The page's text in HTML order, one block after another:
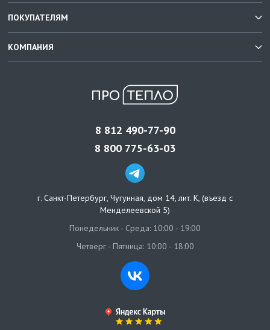
ПОКУПАТЕЛЯМ
КОМПАНИЯ
8 812 490-77-90
8 800 775-63-03
г. Санкт-Петербург, Чугунная, дом 14, лит. К, (въезд с
Менделеевской 5)
Понедельник - Среда: 10:00 - 19:00
Четверг - Пятница: 10:00 - 18:00